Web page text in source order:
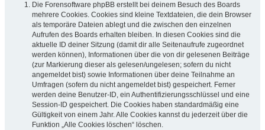
Die Forensoftware phpBB erstellt bei deinem Besuch des Boards
mehrere Cookies. Cookies sind kleine Textdateien, die dein Browser
als temporäre Dateien ablegt und die zwischen den einzelnen
Aufrufen des Boards erhalten bleiben. In diesen Cookies sind die
aktuelle ID deiner Sitzung (damit dir alle Seitenaufrufe zugeordnet
werden können), Informationen über die von dir gelesenen Beiträge
(zur Markierung dieser als gelesen/ungelesen; sofern du nicht
angemeldet bist) sowie Informationen über deine Teilnahme an
Umfragen (sofern du nicht angemeldet bist) gespeichert. Ferner
werden deine Benutzer-ID, ein Authentifizierungsschlüssel und eine
Session-ID gespeichert. Die Cookies haben standardmäßig eine
Gültigkeit von einem Jahr. Alle Cookies kannst du jederzeit über die
Funktion „Alle Cookies löschen“ löschen.